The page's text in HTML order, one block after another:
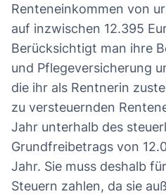
Renteneinkommen von
auf inzwischen 12.395
Berücksichtigt man ihre
und Pflegeversicherung
die ihr als Rentnerin
zu versteuernden
Jahr unterhalb des
Grundfreibetrags von
Jahr. Sie muss deshalb
Steuern zahlen, da sie